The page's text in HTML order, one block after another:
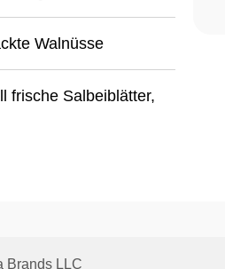
Walnüsse
frische Salbeiblätter,
Brands LLC